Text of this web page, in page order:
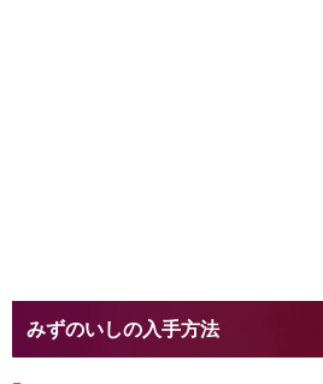
みずのいしの入手方法